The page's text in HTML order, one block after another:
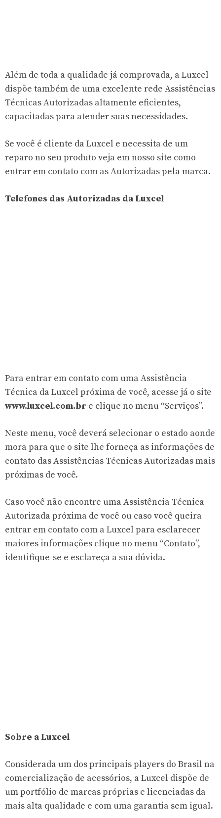
Além de toda a qualidade já comprovada, a Luxcel
dispõe também de uma excelente rede Assistências
Técnicas Autorizadas altamente eficientes,
capacitadas para atender suas necessidades.
Se você é cliente da Luxcel e necessita de um
reparo no seu produto veja em nosso site como
entrar em contato com as Autorizadas pela marca.
Telefones das Autorizadas da Luxcel
Para entrar em contato com uma Assistência
Técnica da Luxcel próxima de você, acesse já o site
www.luxcel.com.br e clique no menu “Serviços”.
Neste menu, você deverá selecionar o estado aonde
mora para que o site lhe forneça as informações de
contato das Assistências Técnicas Autorizadas mais
próximas de você.
Caso você não encontre uma Assistência Técnica
Autorizada próxima de você ou caso você queira
entrar em contato com a Luxcel para esclarecer
maiores informações clique no menu “Contato”,
identifique-se e esclareça a sua dúvida.
Sobre a Luxcel
Considerada um dos principais players do Brasil na
comercialização de acessórios, a Luxcel dispõe de
um portfólio de marcas próprias e licenciadas da
mais alta qualidade e com uma garantia sem igual.